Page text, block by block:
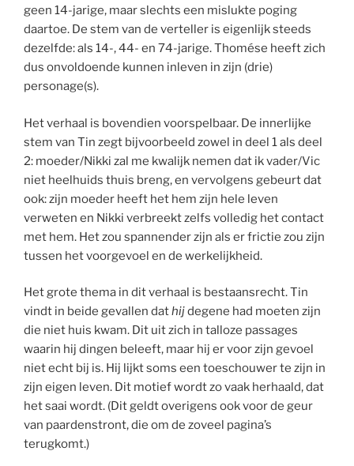
geen 14-jarige, maar slechts een mislukte poging
daartoe. De stem van de verteller is eigenlijk steeds
dezelfde: als 14-, 44- en 74-jarige. Thomése heeft zich
dus onvoldoende kunnen inleven in zijn (drie)
personage(s).
Het verhaal is bovendien voorspelbaar. De innerlijke
stem van Tin zegt bijvoorbeeld zowel in deel 1 als deel
2: moeder/Nikki zal me kwalijk nemen dat ik vader/Vic
niet heelhuids thuis breng, en vervolgens gebeurt dat
ook: zijn moeder heeft het hem zijn hele leven
verweten en Nikki verbreekt zelfs volledig het contact
met hem. Het zou spannender zijn als er frictie zou zijn
tussen het voorgevoel en de werkelijkheid.
Het grote thema in dit verhaal is bestaansrecht. Tin
vindt in beide gevallen dathijdegene had moeten zijn
die niet huis kwam. Dit uit zich in talloze passages
waarin hij dingen beleeft, maar hij er voor zijn gevoel
niet echt bij is. Hij lijkt soms een toeschouwer te zijn in
zijn eigen leven. Dit motief wordt zo vaak herhaald, dat
het saai wordt. (Dit geldt overigens ook voor de geur
van paardenstront, die om de zoveel pagina’s
terugkomt.)